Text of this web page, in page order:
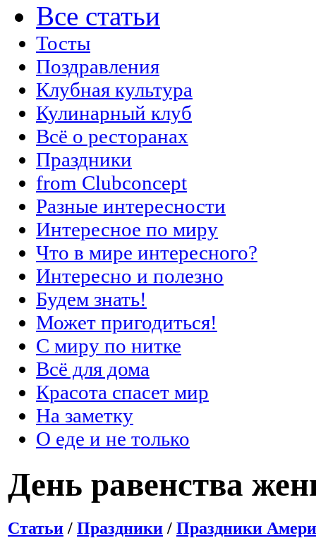
Все статьи
Тосты
Поздравления
Клубная культура
Кулинарный клуб
Всё о ресторанах
Праздники
from Clubconcept
Разные интересности
Интересное по миру
Что в мире интересного?
Интересно и полезно
Будем знать!
Может пригодиться!
С миру по нитке
Всё для дома
Красота спасет мир
На заметку
О еде и не только
День равенства
Статьи / Праздники / Праздники